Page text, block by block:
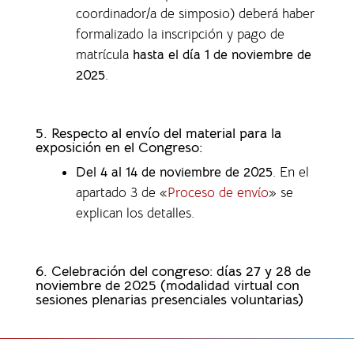
coordinador/a de simposio) deberá haber
formalizado la inscripción y pago de
matrícula hasta el día 1 de noviembre de
2025.
5. Respecto al envío del material para la
exposición en el Congreso:
Del 4 al 14 de noviembre de 2025. En el
apartado 3 de «Proceso de envío» se
explican los detalles.
6. Celebración del congreso: días 27 y 28 de
noviembre de 2025 (modalidad virtual con
sesiones plenarias presenciales voluntarias)